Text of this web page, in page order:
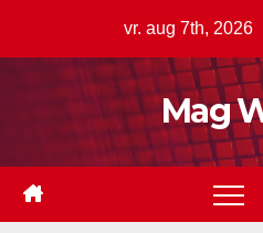
vr. aug 7th, 2026
Mag